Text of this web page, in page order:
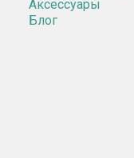
Аксессуары
Блог